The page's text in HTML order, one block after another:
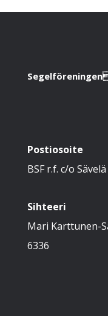
Postiosoite
BSF r.f. c/o
Sihteeri
Mari Karttunen-
6336